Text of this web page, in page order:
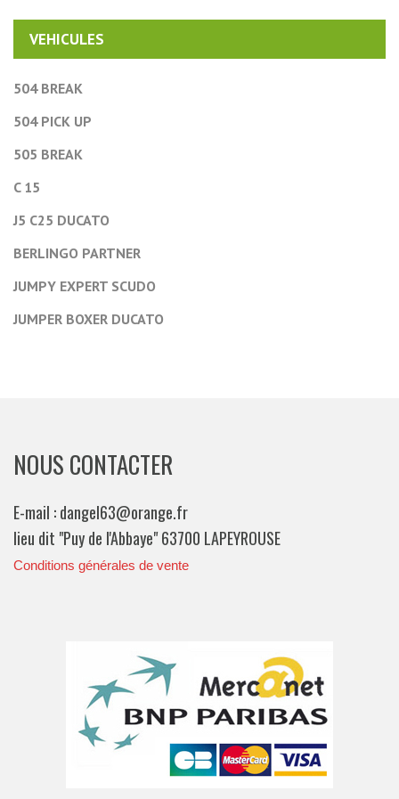
VEHICULES
504 BREAK
504 PICK UP
505 BREAK
C 15
J5 C25 DUCATO
BERLINGO PARTNER
JUMPY EXPERT SCUDO
JUMPER BOXER DUCATO
NOUS CONTACTER
E-mail : dangel63@orange.fr
lieu dit "Puy de l'Abbaye" 63700 LAPEYROUSE
Conditions générales de vente